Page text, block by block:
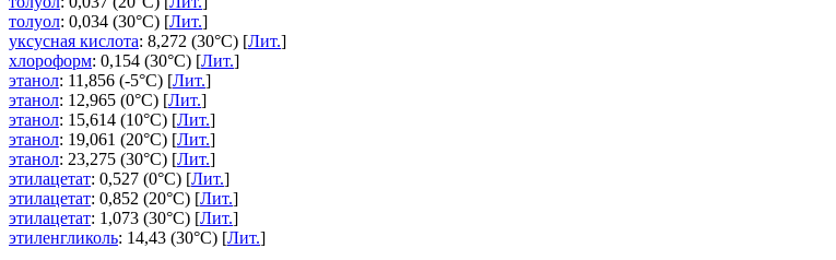
толуол: 0,034 (30°C) [Лит.]
уксусная кислота: 8,272 (30°C) [Лит.]
хлороформ: 0,154 (30°C) [Лит.]
этанол: 11,856 (-5°C) [Лит.]
этанол: 12,965 (0°C) [Лит.]
этанол: 15,614 (10°C) [Лит.]
этанол: 19,061 (20°C) [Лит.]
этанол: 23,275 (30°C) [Лит.]
этилацетат: 0,527 (0°C) [Лит.]
этилацетат: 0,852 (20°C) [Лит.]
этилацетат: 1,073 (30°C) [Лит.]
этиленгликоль: 14,43 (30°C) [Лит.]